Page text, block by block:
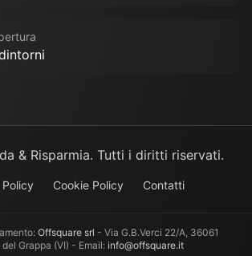
& Risparmia. Tutti i diritti riservati.
Cookie Policy Contatti
Offsquare srl - Via G.B.Verci 22/A, 36061
del Grappa (VI) - Email: info@offsquare.it